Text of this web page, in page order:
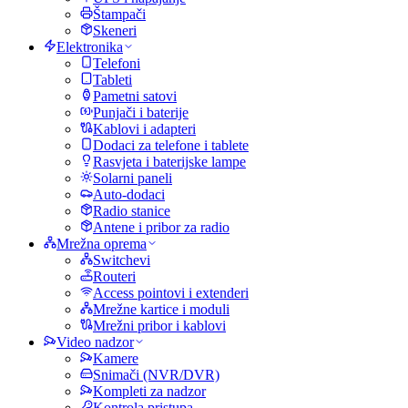
Štampači
Skeneri
Elektronika
Telefoni
Tableti
Pametni satovi
Punjači i baterije
Kablovi i adapteri
Dodaci za telefone i tablete
Rasvjeta i baterijske lampe
Solarni paneli
Auto-dodaci
Radio stanice
Antene i pribor za radio
Mrežna oprema
Switchevi
Routeri
Access pointovi i extenderi
Mrežne kartice i moduli
Mrežni pribor i kablovi
Video nadzor
Kamere
Snimači (NVR/DVR)
Kompleti za nadzor